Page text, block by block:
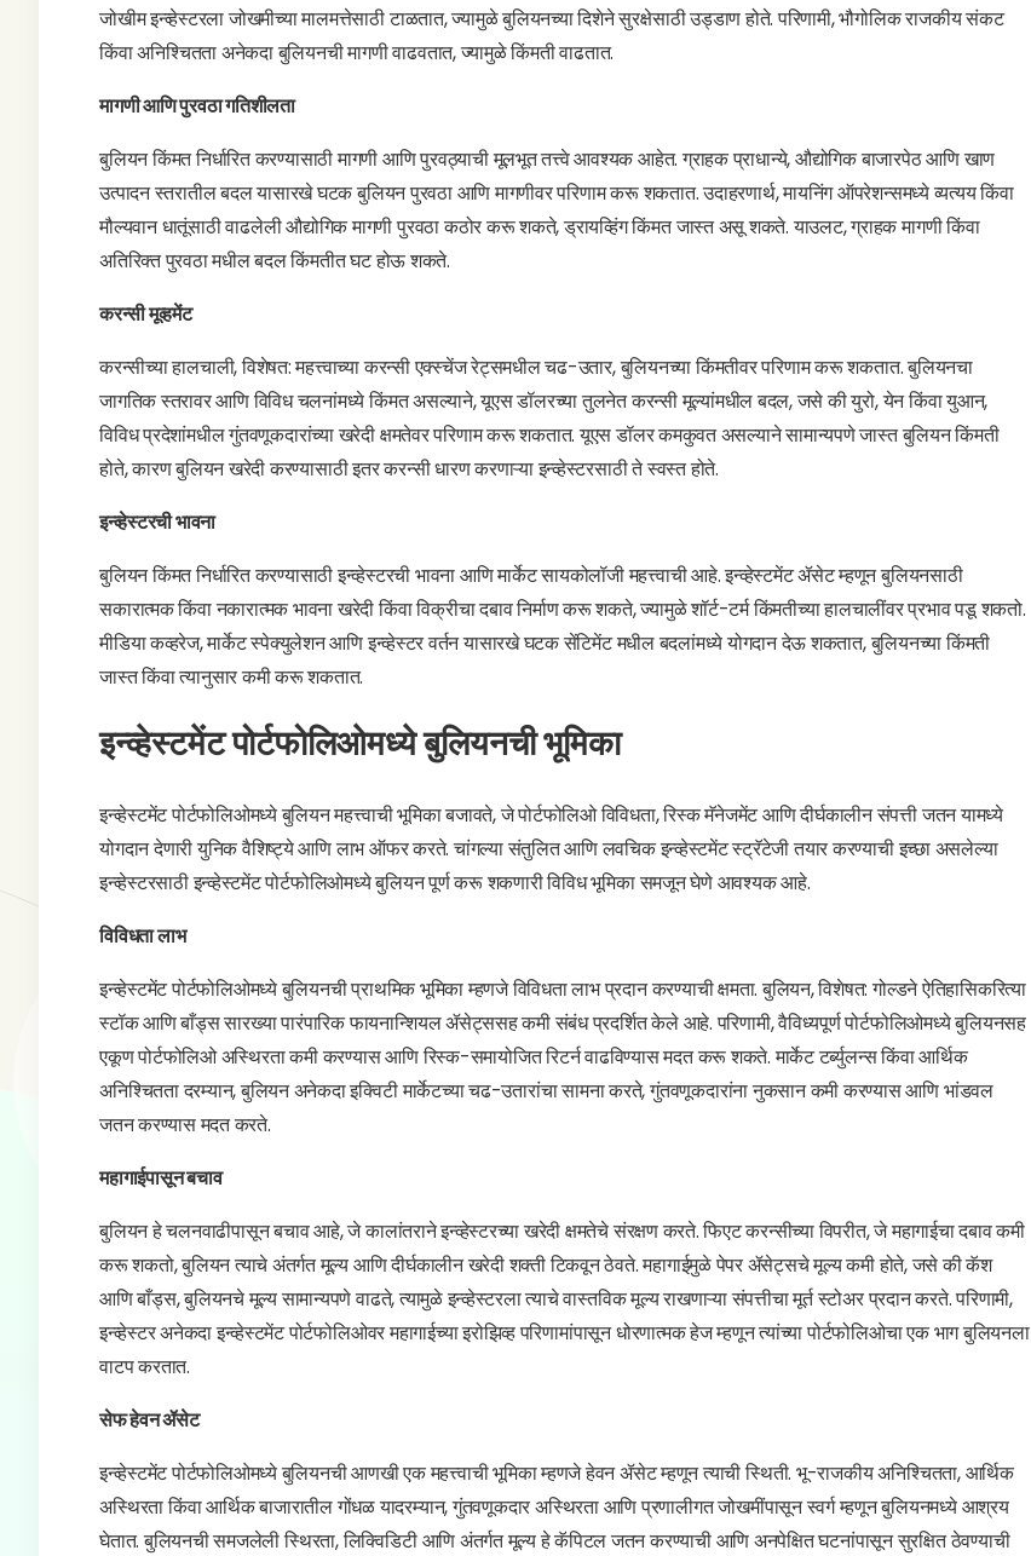
जोखीम इन्व्हेस्टरला जोखमीच्या मालमत्तेसाठी टाळतात, ज्यामुळे बुलियनच्या दिशेने सुरक्षेसाठी उड्डाण होते. परिणामी, भौगोलिक राजकीय संकट
किंवा अनिश्चितता अनेकदा बुलियनची मागणी वाढवतात, ज्यामुळे किंमती वाढतात.
मागणी आणि पुरवठा गतिशीलता
बुलियन किंमत निर्धारित करण्यासाठी मागणी आणि पुरवठ्याची मूलभूत तत्त्वे आवश्यक आहेत. ग्राहक प्राधान्ये, औद्योगिक बाजारपेठ आणि खाण
उत्पादन स्तरातील बदल यासारखे घटक बुलियन पुरवठा आणि मागणीवर परिणाम करू शकतात. उदाहरणार्थ, मायनिंग ऑपरेशन्समध्ये व्यत्यय किंवा
मौल्यवान धातूंसाठी वाढलेली औद्योगिक मागणी पुरवठा कठोर करू शकते, ड्रायव्हिंग किंमत जास्त असू शकते. याउलट, ग्राहक मागणी किंवा
अतिरिक्त पुरवठा मधील बदल किंमतीत घट होऊ शकते.
करन्सी मूव्हमेंट
करन्सीच्या हालचाली, विशेषत: महत्त्वाच्या करन्सी एक्स्चेंज रेट्समधील चढ-उतार, बुलियनच्या किंमतीवर परिणाम करू शकतात. बुलियनचा
जागतिक स्तरावर आणि विविध चलनांमध्ये किंमत असल्याने, यूएस डॉलरच्या तुलनेत करन्सी मूल्यांमधील बदल, जसे की युरो, येन किंवा युआन,
विविध प्रदेशांमधील गुंतवणूकदारांच्या खरेदी क्षमतेवर परिणाम करू शकतात. यूएस डॉलर कमकुवत असल्याने सामान्यपणे जास्त बुलियन किंमती
होते, कारण बुलियन खरेदी करण्यासाठी इतर करन्सी धारण करणाऱ्या इन्व्हेस्टरसाठी ते स्वस्त होते.
इन्व्हेस्टरची भावना
बुलियन किंमत निर्धारित करण्यासाठी इन्व्हेस्टरची भावना आणि मार्केट सायकोलॉजी महत्त्वाची आहे. इन्व्हेस्टमेंट ॲसेट म्हणून बुलियनसाठी
सकारात्मक किंवा नकारात्मक भावना खरेदी किंवा विक्रीचा दबाव निर्माण करू शकते, ज्यामुळे शॉर्ट-टर्म किंमतीच्या हालचालींवर प्रभाव पडू शकतो.
मीडिया कव्हरेज, मार्केट स्पेक्युलेशन आणि इन्व्हेस्टर वर्तन यासारखे घटक सेंटिमेंट मधील बदलांमध्ये योगदान देऊ शकतात, बुलियनच्या किंमती
जास्त किंवा त्यानुसार कमी करू शकतात.
इन्व्हेस्टमेंट पोर्टफोलिओमध्ये बुलियनची भूमिका
इन्व्हेस्टमेंट पोर्टफोलिओमध्ये बुलियन महत्त्वाची भूमिका बजावते, जे पोर्टफोलिओ विविधता, रिस्क मॅनेजमेंट आणि दीर्घकालीन संपत्ती जतन यामध्ये
योगदान देणारी युनिक वैशिष्ट्ये आणि लाभ ऑफर करते. चांगल्या संतुलित आणि लवचिक इन्व्हेस्टमेंट स्ट्रॅटेजी तयार करण्याची इच्छा असलेल्या
इन्व्हेस्टरसाठी इन्व्हेस्टमेंट पोर्टफोलिओमध्ये बुलियन पूर्ण करू शकणारी विविध भूमिका समजून घेणे आवश्यक आहे.
विविधता लाभ
इन्व्हेस्टमेंट पोर्टफोलिओमध्ये बुलियनची प्राथमिक भूमिका म्हणजे विविधता लाभ प्रदान करण्याची क्षमता. बुलियन, विशेषत: गोल्डने ऐतिहासिकरित्या
स्टॉक आणि बाँड्स सारख्या पारंपारिक फायनान्शियल ॲसेट्ससह कमी संबंध प्रदर्शित केले आहे. परिणामी, वैविध्यपूर्ण पोर्टफोलिओमध्ये बुलियनसह
एकूण पोर्टफोलिओ अस्थिरता कमी करण्यास आणि रिस्क-समायोजित रिटर्न वाढविण्यास मदत करू शकते. मार्केट टर्ब्युलन्स किंवा आर्थिक
अनिश्चितता दरम्यान, बुलियन अनेकदा इक्विटी मार्केटच्या चढ-उतारांचा सामना करते, गुंतवणूकदारांना नुकसान कमी करण्यास आणि भांडवल
जतन करण्यास मदत करते.
महागाईपासून बचाव
बुलियन हे चलनवाढीपासून बचाव आहे, जे कालांतराने इन्व्हेस्टरच्या खरेदी क्षमतेचे संरक्षण करते. फिएट करन्सीच्या विपरीत, जे महागाईचा दबाव कमी
करू शकतो, बुलियन त्याचे अंतर्गत मूल्य आणि दीर्घकालीन खरेदी शक्ती टिकवून ठेवते. महागाईमुळे पेपर ॲसेट्सचे मूल्य कमी होते, जसे की कॅश
आणि बाँड्स, बुलियनचे मूल्य सामान्यपणे वाढते, त्यामुळे इन्व्हेस्टरला त्याचे वास्तविक मूल्य राखणाऱ्या संपत्तीचा मूर्त स्टोअर प्रदान करते. परिणामी,
इन्व्हेस्टर अनेकदा इन्व्हेस्टमेंट पोर्टफोलिओवर महागाईच्या इरोझिव्ह परिणामांपासून धोरणात्मक हेज म्हणून त्यांच्या पोर्टफोलिओचा एक भाग बुलियनला
वाटप करतात.
सेफ हेवन ॲसेट
इन्व्हेस्टमेंट पोर्टफोलिओमध्ये बुलियनची आणखी एक महत्त्वाची भूमिका म्हणजे हेवन ॲसेट म्हणून त्याची स्थिती. भू-राजकीय अनिश्चितता, आर्थिक
अस्थिरता किंवा आर्थिक बाजारातील गोंधळ यादरम्यान, गुंतवणूकदार अस्थिरता आणि प्रणालीगत जोखमींपासून स्वर्ग म्हणून बुलियनमध्ये आश्रय
घेतात. बुलियनची समजलेली स्थिरता, लिक्विडिटी आणि अंतर्गत मूल्य हे कॅपिटल जतन करण्याची आणि अनपेक्षित घटनांपासून सुरक्षित ठेवण्याची